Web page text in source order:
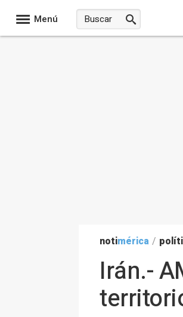
Menú
notimérica /
Irán.-